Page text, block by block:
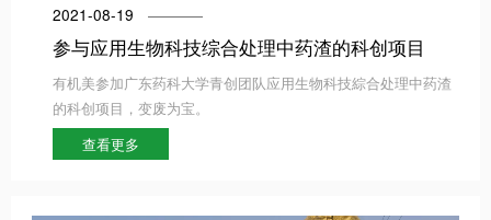
2021-08-19
参与应用生物科技综合处理中药渣的科创项目
有机美参加广东药科大学青创团队应用生物科技綜合处理中药渣
的科创项目，变废为宝。
查看更多